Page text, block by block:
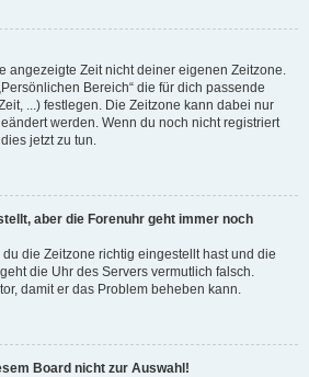
angezeigte Zeit nicht deiner eigenen Zeitzone.
Bereich“ die für dich passende
...) festlegen. Die Zeitzone kann dabei nur
werden. Wenn du noch nicht registriert
jetzt zu tun.
aber die Forenuhr geht immer noch
die Zeitzone richtig eingestellt hast und die
die Uhr des Servers vermutlich falsch.
damit er das Problem beheben kann.
Board nicht zur Auswahl!